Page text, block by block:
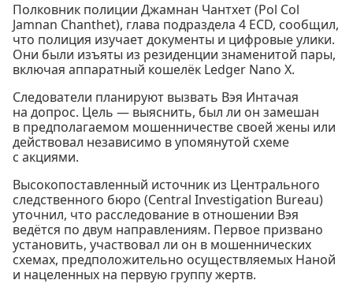
Полковник полиции Джамнан Чантхет (Pol Col
Jamnan Chanthet), глава подраздела 4 ECD, сообщил,
что полиция изучает документы и цифровые улики.
Они были изъяты из резиденции знаменитой пары,
включая аппаратный кошелёк Ledger Nano X.
Следователи планируют вызвать Вэя Интачая
на допрос. Цель — выяснить, был ли он замешан
в предполагаемом мошенничестве своей жены или
действовал независимо в упомянутой схеме
с акциями.
Высокопоставленный источник из Центрального
следственного бюро (Central Investigation Bureau)
уточнил, что расследование в отношении Вэя
ведётся по двум направлениям. Первое призвано
установить, участвовал ли он в мошеннических
схемах, предположительно осуществляемых Наной
и нацеленных на первую группу жертв.